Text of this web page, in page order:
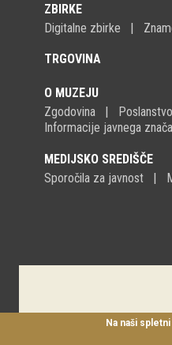
ZBIRKE
Digitalne zbirke
TRGOVINA
O MUZEJU
Zgodovina
Informacije javnega
MEDIJSKO SREDIŠČE
Sporočila za javnost
Na naši